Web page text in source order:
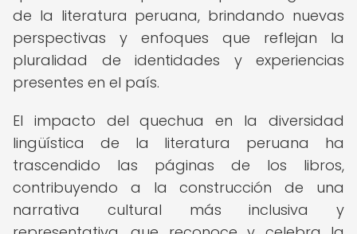
de la literatura peruana, brindando nuevas
perspectivas y enfoques que reflejan la
pluralidad de identidades y experiencias
presentes en el país.
El impacto del quechua en la diversidad
lingüística de la literatura peruana ha
trascendido las páginas de los libros,
contribuyendo a la construcción de una
narrativa cultural más inclusiva y